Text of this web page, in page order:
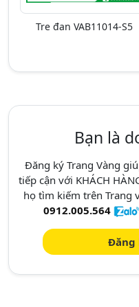
Tre đan VAB11014-S5
Bạn là
Đăng ký Trang Vàng
tiếp cận với KHÁCH
họ tìm kiếm trên Trang
0912.005.564
Đăng